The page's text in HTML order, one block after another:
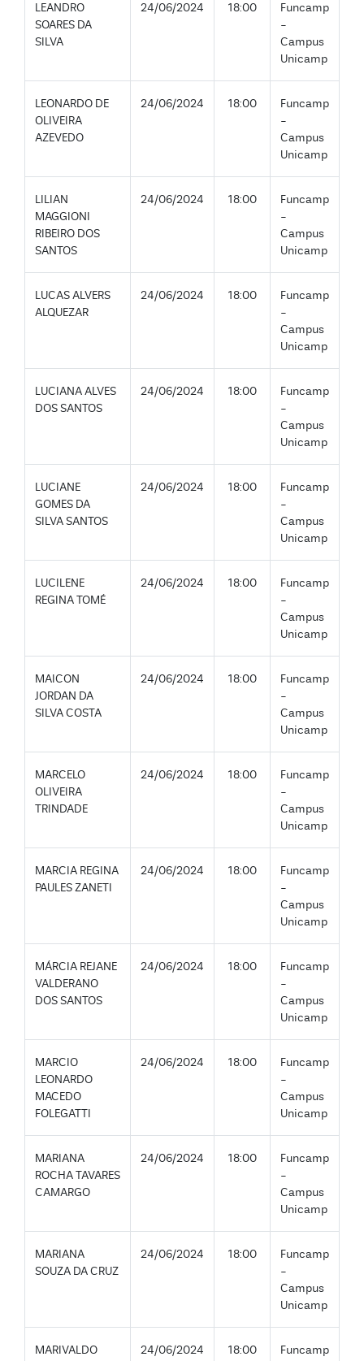
LEANDRO
SOARES DA
SILVA
24/06/2024 18:00
Funcamp
-
Campus
Unicamp
LEONARDO DE
OLIVEIRA
AZEVEDO
24/06/2024 18:00
Funcamp
-
Campus
Unicamp
LILIAN
MAGGIONI
RIBEIRO DOS
SANTOS
24/06/2024 18:00
Funcamp
-
Campus
Unicamp
LUCAS ALVERS
ALQUEZAR
24/06/2024 18:00
Funcamp
-
Campus
Unicamp
LUCIANA ALVES
DOS SANTOS
24/06/2024 18:00
Funcamp
-
Campus
Unicamp
LUCIANE
GOMES DA
SILVA SANTOS
24/06/2024 18:00
Funcamp
-
Campus
Unicamp
LUCILENE
REGINA TOMÉ
24/06/2024 18:00
Funcamp
-
Campus
Unicamp
MAICON
JORDAN DA
SILVA COSTA
24/06/2024 18:00
Funcamp
-
Campus
Unicamp
MARCELO
OLIVEIRA
TRINDADE
24/06/2024 18:00
Funcamp
-
Campus
Unicamp
MARCIA REGINA
PAULES ZANETI
24/06/2024 18:00
Funcamp
-
Campus
Unicamp
MÁRCIA REJANE
VALDERANO
DOS SANTOS
24/06/2024 18:00
Funcamp
-
Campus
Unicamp
MARCIO
LEONARDO
MACEDO
FOLEGATTI
24/06/2024 18:00
Funcamp
-
Campus
Unicamp
MARIANA
ROCHA TAVARES
CAMARGO
24/06/2024 18:00
Funcamp
-
Campus
Unicamp
MARIANA
SOUZA DA CRUZ
24/06/2024 18:00
Funcamp
-
Campus
Unicamp
MARIVALDO
24/06/2024 18:00
Funcamp